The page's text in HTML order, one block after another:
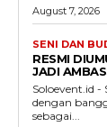
August 7, 2026
SENI DAN
RESMI
JADI
Soloevent.id
dengan
sebagai...